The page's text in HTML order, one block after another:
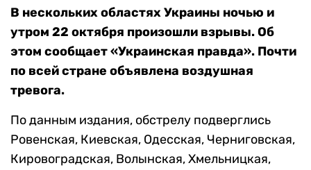
В нескольких областях Украины ночью и
утром 22 октября произошли взрывы. Об
этом сообщает «Украинская правда». Почти
по всей стране объявлена воздушная
тревога.
По данным издания, обстрелу подверглись
Ровенская, Киевская, Одесская, Черниговская,
Кировоградская, Волынская, Хмельницкая,